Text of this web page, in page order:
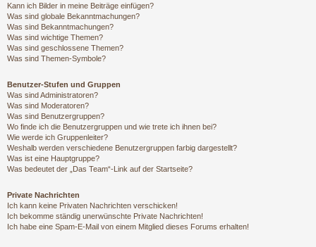
Kann ich Bilder in meine Beiträge einfügen?
Was sind globale Bekanntmachungen?
Was sind Bekanntmachungen?
Was sind wichtige Themen?
Was sind geschlossene Themen?
Was sind Themen-Symbole?
Benutzer-Stufen und Gruppen
Was sind Administratoren?
Was sind Moderatoren?
Was sind Benutzergruppen?
Wo finde ich die Benutzergruppen und wie trete ich ihnen bei?
Wie werde ich Gruppenleiter?
Weshalb werden verschiedene Benutzergruppen farbig dargestellt?
Was ist eine Hauptgruppe?
Was bedeutet der „Das Team“-Link auf der Startseite?
Private Nachrichten
Ich kann keine Privaten Nachrichten verschicken!
Ich bekomme ständig unerwünschte Private Nachrichten!
Ich habe eine Spam-E-Mail von einem Mitglied dieses Forums erhalten!